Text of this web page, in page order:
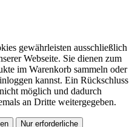
gewährleisten ausschließlich
Webseite. Sie dienen zum
im Warenkorb sammeln oder
kannst. Ein Rückschluss
möglich und dadurch
an Dritte weitergegeben.
Nur erforderliche